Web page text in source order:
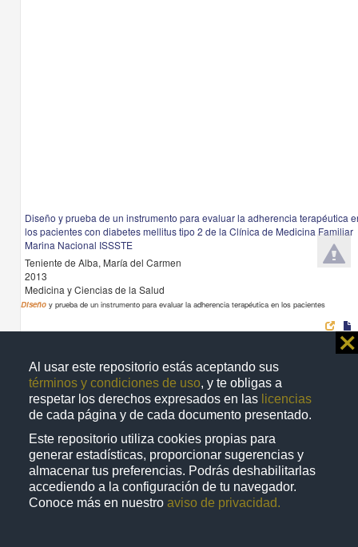
Al usar este repositorio estás aceptando sus
términos y condiciones de uso, y te obligas a
respetar los derechos expresados en las licencias
de cada página y de cada documento presentado.
Este repositorio utiliza cookies propias para
generar estadísticas, proporcionar sugerencias y
almacenar tus preferencias. Podrás deshabilitarlas
accediendo a la configuración de tu navegador.
Conoce más en nuestro aviso de privacidad.
⨯
Diseño y prueba de un instrumento para evaluar la adherencia terapéutica
los pacientes con diabetes mellitus tipo 2 de la Clínica de Medicina Familiar
Marina Nacional ISSSTE
Teniente de Alba, María del Carmen
2013
Medicina y Ciencias de la Salud
Diseño y prueba de un instrumento para evaluar la adherencia terapéutica en los pacientes
Trabajo de grado